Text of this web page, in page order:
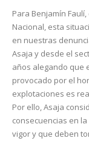
Para Benjamín
Nacional, esta
en nuestras
Asaja y desde el
años alegando que
provocado por el
explotaciones es
Por ello, Asaja
consecuencias en
vigor y que deben